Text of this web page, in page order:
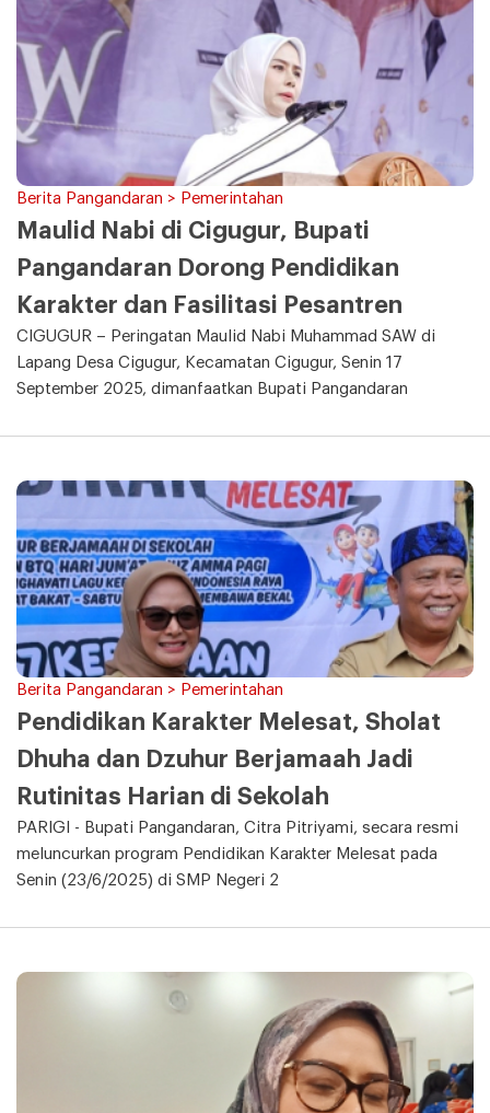
Berita Pangandaran > Pemerintahan
Maulid Nabi di Cigugur, Bupati
Pangandaran Dorong Pendidikan
Karakter dan Fasilitasi Pesantren
CIGUGUR – Peringatan Maulid Nabi Muhammad SAW di
Lapang Desa Cigugur, Kecamatan Cigugur, Senin 17
September 2025, dimanfaatkan Bupati Pangandaran
Berita Pangandaran > Pemerintahan
Pendidikan Karakter Melesat, Sholat
Dhuha dan Dzuhur Berjamaah Jadi
Rutinitas Harian di Sekolah
PARIGI - Bupati Pangandaran, Citra Pitriyami, secara resmi
meluncurkan program Pendidikan Karakter Melesat pada
Senin (23/6/2025) di SMP Negeri 2